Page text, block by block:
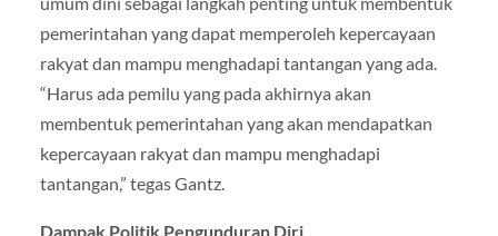
pemerintahan yang dapat memperoleh kepercayaan
rakyat dan mampu menghadapi tantangan yang ada.
“Harus ada pemilu yang pada akhirnya akan
membentuk pemerintahan yang akan mendapatkan
kepercayaan rakyat dan mampu menghadapi
tantangan,” tegas Gantz.
Dampak Politik Pengunduran Diri